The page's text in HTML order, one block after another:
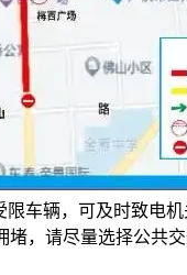
车辆，可及时致电
，请尽量选择公共